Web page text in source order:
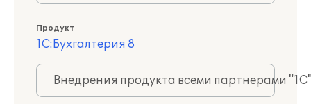
Продукт
1С:Бухгалтерия 8
Внедрения продукта всеми партнерами